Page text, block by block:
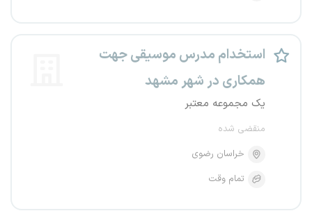
استخدام مدرس موسیقی جهت
همکاری در شهر مشهد
یک مجموعه معتبر
منقضی شده
خراسان رضوی
تمام وقت